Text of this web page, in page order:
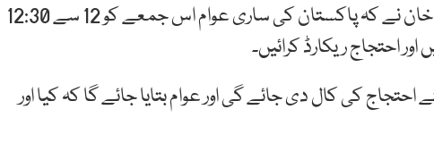
کشمیر کی صورتحال پر قوم سے خطاب میں عمران خان نے کہ پاکستان کی ساری عوام اس جمعے کو 12 سے 12:30
احتجاج ریکارڈ کرائیں۔
کی کال دی جائے گی اور عوام بتایا جائے گا کہ کیا اور